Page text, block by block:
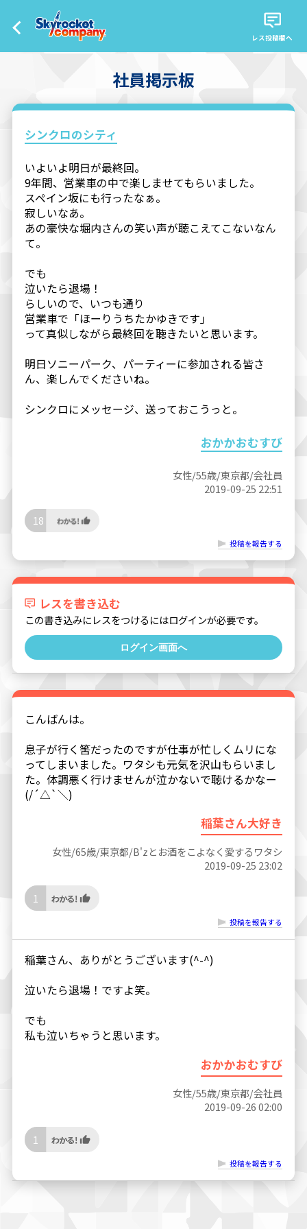
レス投稿欄へ
社員掲示板
シンクロのシティ
いよいよ明日が最終回。
9年間、営業車の中で楽しませてもらいました。
スペイン坂にも行ったなぁ。
寂しいなあ。
あの豪快な堀内さんの笑い声が聴こえてこないなん
て。
でも
泣いたら退場！
らしいので、いつも通り
営業車で「ほーりうちたかゆきです」
って真似しながら最終回を聴きたいと思います。
明日ソニーパーク、パーティーに参加される皆さ
ん、楽しんでくださいね。
シンクロにメッセージ、送っておこうっと。
おかかおむすび
女性/55歳/東京都/会社員
2019-09-25 22:51
18
投稿を報告する
レスを書き込む
この書き込みにレスをつけるにはログインが必要です。
ログイン画面へ
こんばんは。
息子が行く筈だったのですが仕事が忙しくムリにな
ってしまいました。ワタシも元気を沢山もらいまし
た。体調悪く行けませんが泣かないで聴けるかなー
(/´△`＼)
稲葉さん大好き
女性/65歳/東京都/B'zとお酒をこよなく愛するワタシ
2019-09-25 23:02
1
投稿を報告する
稲葉さん、ありがとうございます(^-^)
泣いたら退場！ですよ笑。
でも
私も泣いちゃうと思います。
おかかおむすび
女性/55歳/東京都/会社員
2019-09-26 02:00
1
投稿を報告する